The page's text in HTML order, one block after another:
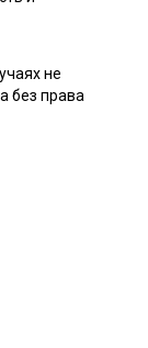
не
без права